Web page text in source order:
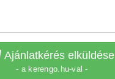
Ajánlatkérés elküldése
- a kerengo.hu-val -